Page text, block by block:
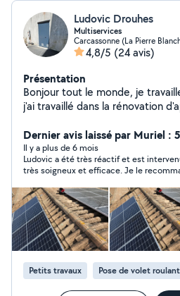
Ludovic Drouhes
Multiservices
Carcassonne (La Pierre
4,8/5 (24 avis)
Présentation
Bonjour tout le monde, je travaille dans le bâtiment et
j'ai travaillé dans la rénovation
les petits bricolages, peinture,
d'information, je travaille dans le
dans la toiture et la métallurgie.
Dernier avis laissé par Muriel :
Il y a plus de 6 mois
Ludovic a été très réactif et est
très soigneux et efficace. Je le
Petits travaux Pose de volet roulant